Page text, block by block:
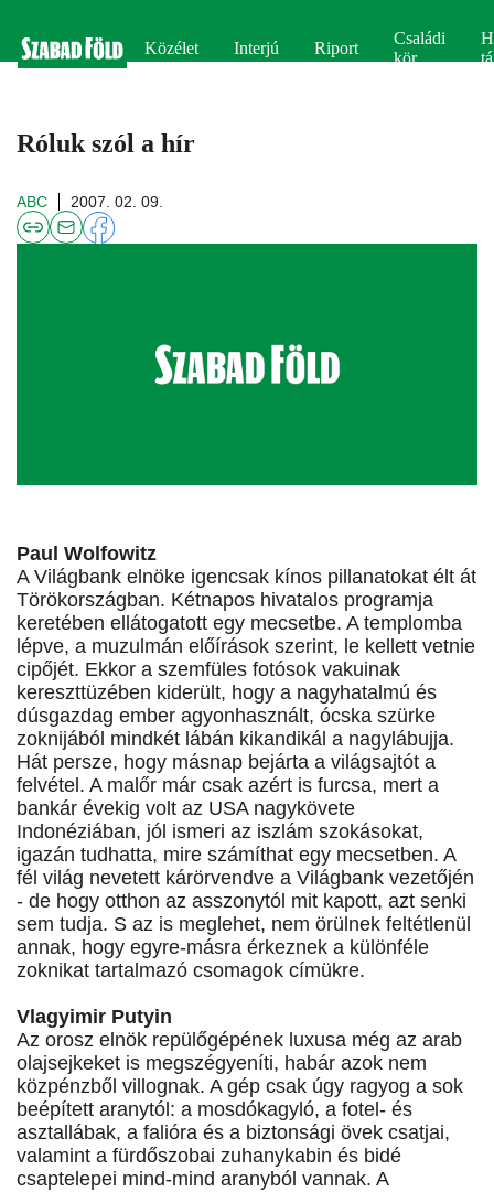
Közélet Interjú Riport
Családi
kör
Róluk szól a hír
ABC 2007. 02. 09.
Paul Wolfowitz
A Világbank elnöke igencsak kínos pillanatokat élt át
Törökországban. Kétnapos hivatalos programja
keretében ellátogatott egy mecsetbe. A templomba
lépve, a muzulmán előírások szerint, le kellett vetnie
cipőjét. Ekkor a szemfüles fotósok vakuinak
kereszttüzében kiderült, hogy a nagyhatalmú és
dúsgazdag ember agyonhasznált, ócska szürke
zoknijából mindkét lábán kikandikál a nagylábujja.
Hát persze, hogy másnap bejárta a világsajtót a
felvétel. A malőr már csak azért is furcsa, mert a
bankár évekig volt az USA nagykövete
Indonéziában, jól ismeri az iszlám szokásokat,
igazán tudhatta, mire számíthat egy mecsetben. A
fél világ nevetett kárörvendve a Világbank vezetőjén
- de hogy otthon az asszonytól mit kapott, azt senki
sem tudja. S az is meglehet, nem örülnek feltétlenül
annak, hogy egyre-másra érkeznek a különféle
zoknikat tartalmazó csomagok címükre.
Vlagyimir Putyin
Az orosz elnök repülőgépének luxusa még az arab
olajsejkeket is megszégyeníti, habár azok nem
közpénzből villognak. A gép csak úgy ragyog a sok
beépített aranytól: a mosdókagyló, a fotel- és
asztallábak, a falióra és a biztonsági övek csatjai,
valamint a fürdőszobai zuhanykabin és bidé
csaptelepei mind-mind aranyból vannak. A